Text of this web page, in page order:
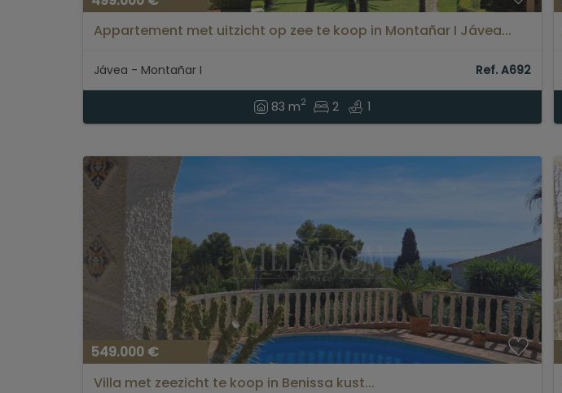
Appartement met uitzicht op zee te koop in Montañar I Jávea...
Jávea - Montañar I Ref. A692
83 m2 2 1
549.000 €
Villa met zeezicht te koop in Benissa kust...